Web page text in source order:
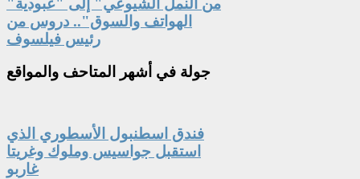
"من النمل الشيوعي" إلى "عبودية
الهواتف والسوق".. دروس من
رئيس فيلسوف
جولة في أشهر المتاحف والمواقع
فندق اسطنبول الأسطوري الذي
استقبل جواسيس وملوك وغريتا
غاربو